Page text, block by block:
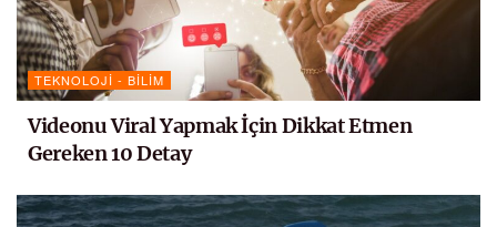
TEKNOLOJI - BILIM
Videonu Viral Yapmak İçin Dikkat Etmen
Gereken 10 Detay